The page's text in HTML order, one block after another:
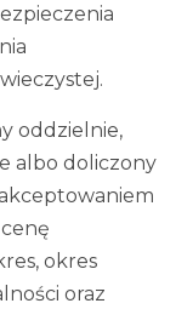
oddzielnie,
albo doliczony
okres
oraz